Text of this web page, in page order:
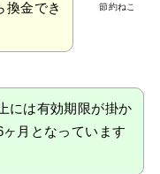
節約ねこ
換金でき
には有効期限が掛か
月となっています